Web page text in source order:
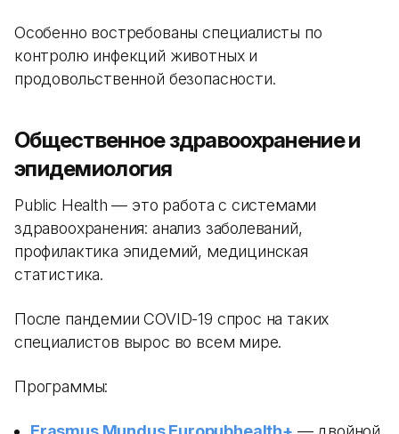
Особенно востребованы специалисты по
контролю инфекций животных и
продовольственной безопасности.
Общественное здравоохранение и
эпидемиология
Public Health — это работа с системами
здравоохранения: анализ заболеваний,
профилактика эпидемий, медицинская
статистика.
После пандемии COVID-19 спрос на таких
специалистов вырос во всем мире.
Программы: